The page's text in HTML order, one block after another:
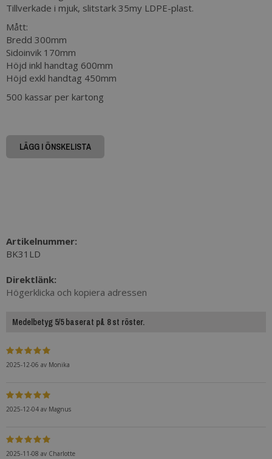
Tillverkade i mjuk, slitstark 35my LDPE-plast.
Mått:
Bredd 300mm
Sidoinvik 170mm
Höjd inkl handtag 600mm
Höjd exkl handtag 450mm
500 kassar per kartong
LÄGG I ÖNSKELISTA
Artikelnummer:
BK31LD
Direktlänk:
Högerklicka och kopiera adressen
Medelbetyg 5/5 baserat på 8 st röster.
2025-12-06 av Monika
2025-12-04 av Magnus
2025-11-08 av Charlotte